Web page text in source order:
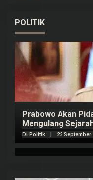
POLITIK
Prabowo Akan
Mengulang
Di Politik | 22 September